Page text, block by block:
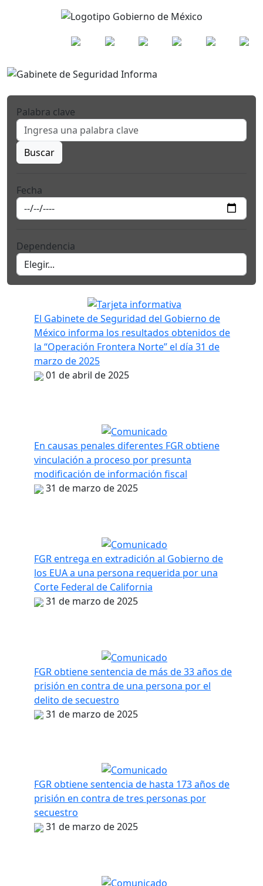
Palabra clave
Buscar
Fecha
Dependencia
El Gabinete de Seguridad del Gobierno de
México informa los resultados obtenidos de
la “Operación Frontera Norte” el día 31 de
marzo de 2025
01 de abril de 2025
En causas penales diferentes FGR obtiene
vinculación a proceso por presunta
modificación de información fiscal
31 de marzo de 2025
FGR entrega en extradición al Gobierno de
los EUA a una persona requerida por una
Corte Federal de California
31 de marzo de 2025
FGR obtiene sentencia de más de 33 años de
prisión en contra de una persona por el
delito de secuestro
31 de marzo de 2025
FGR obtiene sentencia de hasta 173 años de
prisión en contra de tres personas por
secuestro
31 de marzo de 2025